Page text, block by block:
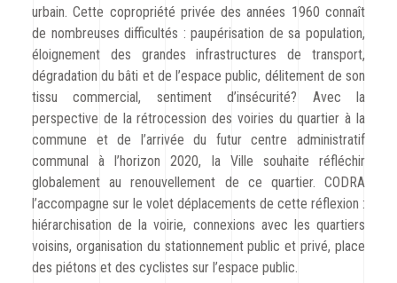
urbain. Cette copropriété privée des années 1960 connaît
de nombreuses difficultés : paupérisation de sa population,
éloignement des grandes infrastructures de transport,
dégradation du bâti et de l’espace public, délitement de son
tissu commercial, sentiment d’insécurité? Avec la
perspective de la rétrocession des voiries du quartier à la
commune et de l’arrivée du futur centre administratif
communal à l’horizon 2020, la Ville souhaite réfléchir
globalement au renouvellement de ce quartier. CODRA
l’accompagne sur le volet déplacements de cette réflexion :
hiérarchisation de la voirie, connexions avec les quartiers
voisins, organisation du stationnement public et privé, place
des piétons et des cyclistes sur l’espace public.